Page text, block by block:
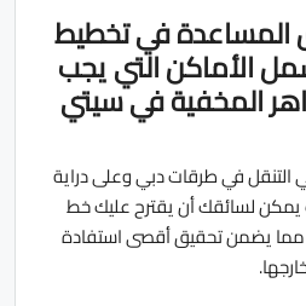
في تخطيط
الأماكن التي يجب
المخفية في سيتي
التنقل في طرقات دبي وعلى دراية
يمكن لسائقك أن يقترح عليك خط
مما يضمن تحقيق أقصى استفادة